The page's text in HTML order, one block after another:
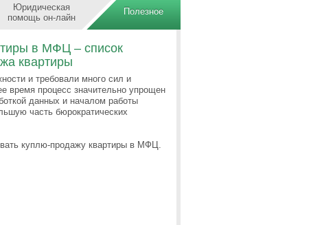
Юридическая
помощь он-лайн
Полезное
в МФЦ – список
квартиры
и требовали много сил и
время процесс значительно упрощен
данных и началом работы
часть бюрократических
куплю-продажу квартиры в МФЦ.